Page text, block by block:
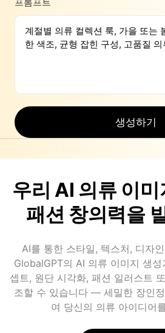
생성하기
우리 AI 의류 이
패션 창의력을
AI를 통한 스타일, 텍스처, 디자
GlobalGPT의 AI 의류 이미지 생
셉트, 원단 시각화, 패션 일러스트
조할 수 있습니다 — 세밀한 장인
여 당신의 의류 아이디어